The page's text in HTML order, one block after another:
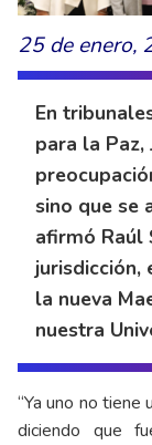
25 de enero,
En
para la Paz,
sino que se
afirmó Raúl
jurisdicción,
la nueva
nuestra
“Ya uno no
diciendo que